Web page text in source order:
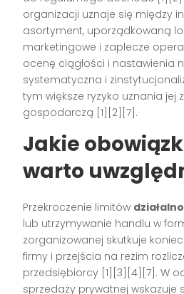
organizacji uznaje się między
asortyment, uporządkowaną
marketingowe i zaplecze
ocenę ciągłości i nastawienia
systematyczna i
tym większe ryzyko uznania jej
gospodarczą [1][2][7].
Jakie
warto
Przekroczenie limitów
lub utrzymywanie handlu w
zorganizowanej skutkuje
firmy i przejścia na reżim
przedsiębiorcy [1][3][4][7]. W
sprzedaży prywatnej wskazuje